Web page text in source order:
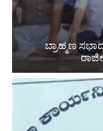
ಬ್ರಾಹ್ಮಣ